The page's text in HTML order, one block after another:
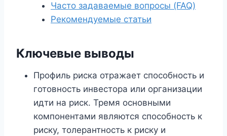
Часто задаваемые вопросы (FAQ)
Рекомендуемые статьи
Ключевые выводы
Профиль риска отражает способность и
готовность инвестора или организации
идти на риск. Тремя основными
компонентами являются способность к
риску, толерантность к риску и